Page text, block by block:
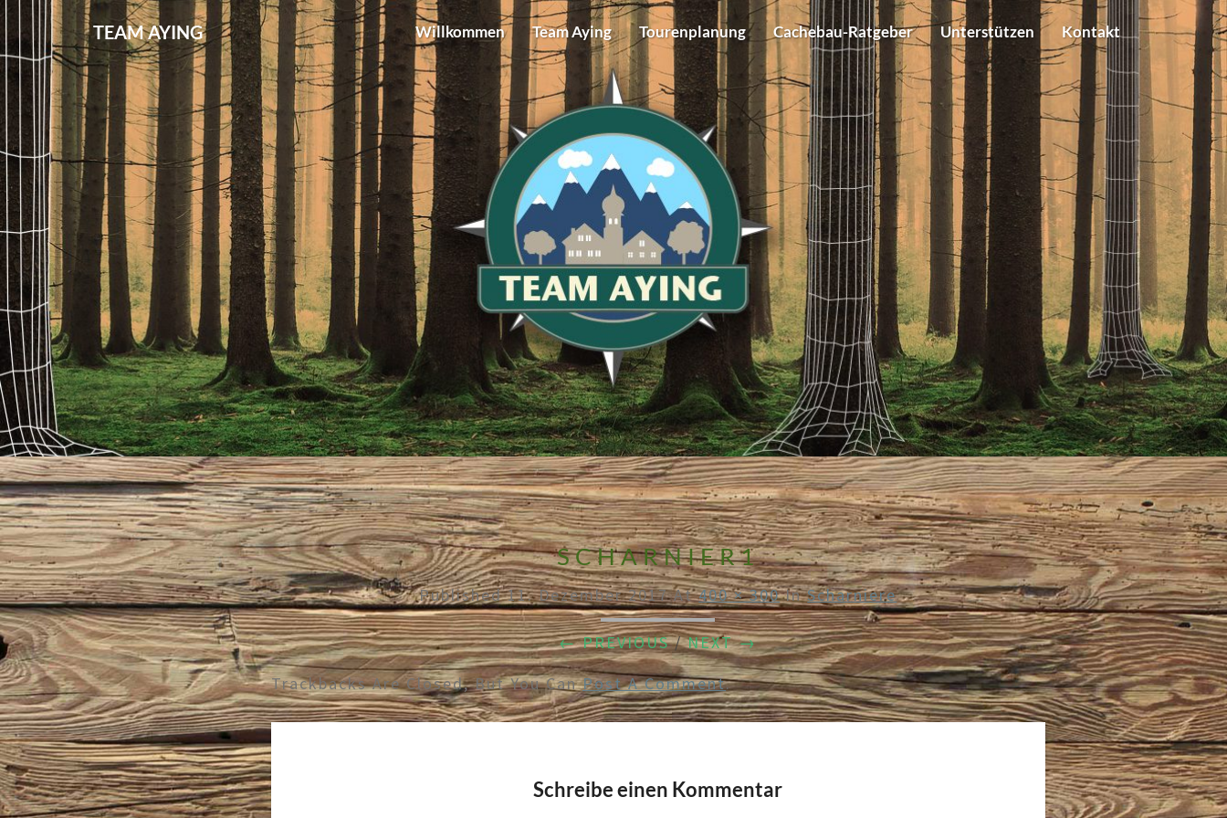
TEAM AYING Willkommen Team Aying Tourenplanung Cachebau-Ratgeber Unterstützen Kontakt
SCHARNIER1
Published11. Dezember 2017At400 × 300InScharniere
← PREVIOUS/NEXT →
Trackbacks Are Closed, But You CanPost A Comment.
Schreibe einen Kommentar